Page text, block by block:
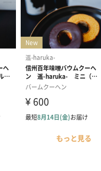
もっと見る